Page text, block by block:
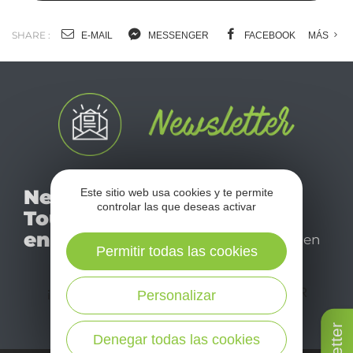
SHARE : E-MAIL MESSENGER FACEBOOK MÁS
Newsletter
Tourismo
en Aveyron
mensual newsletter y
disfrutar de su estancia en
el Aveyron.
¡SUSCRÍBASE A NUESTRO NEWSLETTER
AQUÍ!
Este sitio web usa cookies y te permite
controlar las que deseas activar
Denegar todas las cookies
Personalizar
Permitir todas las cookies